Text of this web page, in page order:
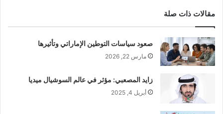
مقالات ذات صلة
صعود سياسات التوطين الإماراتي وتأثيرها
مارس 22, 2026
زايد المصعبي: مؤثر في عالم السوشيال ميديا
أبريل 4, 2025